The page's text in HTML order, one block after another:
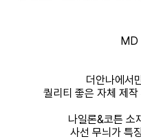
MD
더안나에서
퀄리티 좋은 자체 제
나일론&코튼 소
사선 무늬가 특